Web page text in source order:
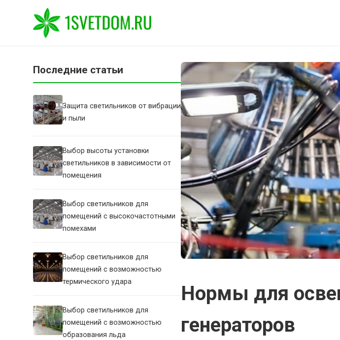
Последние статьи
Защита светильников от вибрации
и пыли
Выбор высоты установки
светильников в зависимости от
помещения
Выбор светильников для
помещений с высокочастотными
помехами
Выбор светильников для
помещений с возможностью
термического удара
Выбор светильников для
помещений с возможностью
образования льда
Нормы для
генераторов